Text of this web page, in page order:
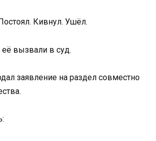
Кивнул. Ушёл.
вызвали в суд.
заявление на раздел совместно